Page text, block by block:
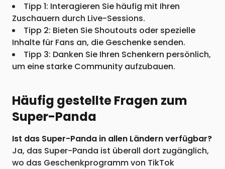
Tipp 1: Interagieren Sie häufig mit Ihren
Zuschauern durch Live-Sessions.
Tipp 2: Bieten Sie Shoutouts oder spezielle
Inhalte für Fans an, die Geschenke senden.
Tipp 3: Danken Sie Ihren Schenkern persönlich,
um eine starke Community aufzubauen.
Häufig gestellte Fragen zum
Super-Panda
Ist das Super-Panda in allen Ländern verfügbar?
Ja, das Super-Panda ist überall dort zugänglich,
wo das Geschenkprogramm von TikTok